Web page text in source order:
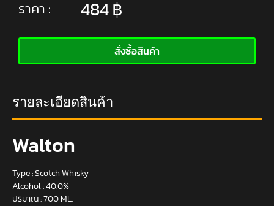
ราคา : 484฿
สั่งซื้อสินค้า
รายละเอียดสินค้า
Walton
Type : Scotch Whisky
Alcohol : 40.0%
ปริมาณ : 700 ML.